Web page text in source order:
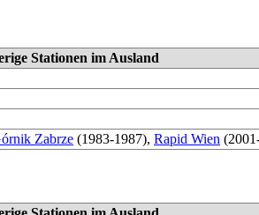
Stationen im Ausland
Zabrze (1983-1987), Rapid Wien